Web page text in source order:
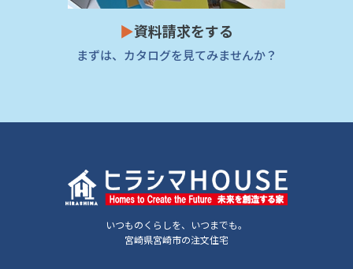
▶資料請求をする
まずは、カタログを見てみませんか？
いつものくらしを、いつまでも。
宮崎県宮崎市の注文住宅